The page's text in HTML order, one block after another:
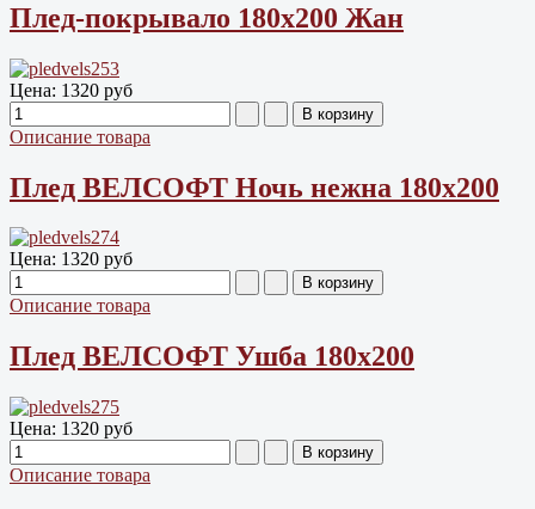
Плед-покрывало 180х200 Жан
Цена: 1320 руб
Описание товара
Плед ВЕЛСОФТ Ночь нежна 180х200
Цена: 1320 руб
Описание товара
Плед ВЕЛСОФТ Ушба 180х200
Цена: 1320 руб
Описание товара